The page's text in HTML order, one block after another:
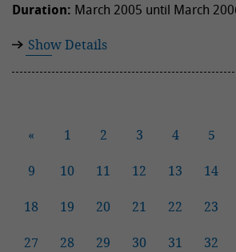
Duration: March 2005 until March
Show Details
« 1 2 3 4 5
9 10 11 12 13 14
18 19 20 21 22 23
27 28 29 30 31 32